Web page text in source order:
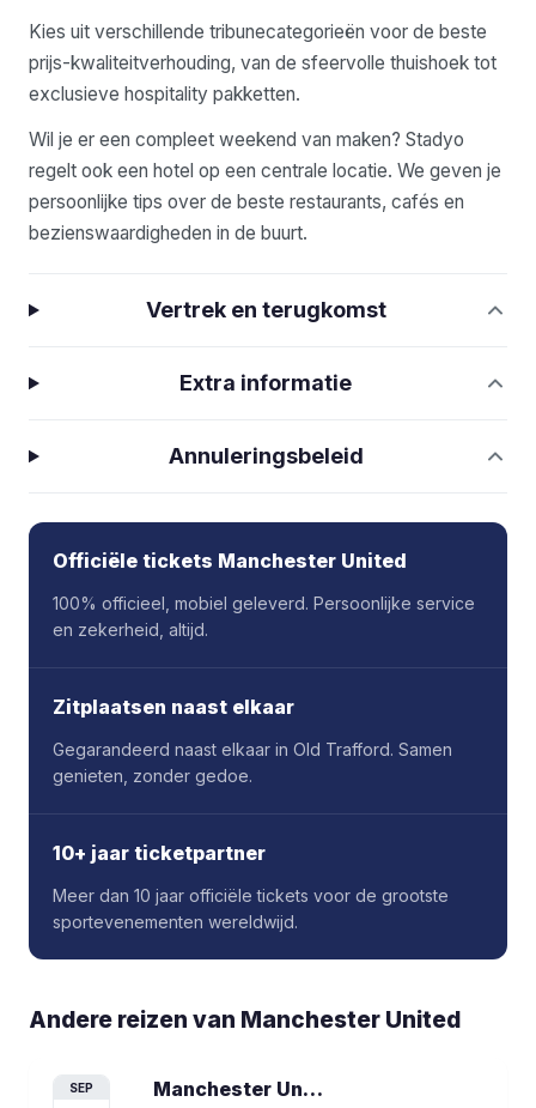
Kies uit verschillende tribunecategorieën voor de beste
prijs-kwaliteitverhouding, van de sfeervolle thuishoek tot
exclusieve hospitality pakketten.
Wil je er een compleet weekend van maken? Stadyo
regelt ook een hotel op een centrale locatie. We geven je
persoonlijke tips over de beste restaurants, cafés en
bezienswaardigheden in de buurt.
Vertrek en terugkomst
Extra informatie
Annuleringsbeleid
Officiële tickets Manchester United
100% officieel, mobiel geleverd. Persoonlijke service
en zekerheid, altijd.
Zitplaatsen naast elkaar
Gegarandeerd naast elkaar in Old Trafford. Samen
genieten, zonder gedoe.
10+ jaar ticketpartner
Meer dan 10 jaar officiële tickets voor de grootste
sportevenementen wereldwijd.
Andere reizen van Manchester United
SEP Manchester United vs Manchester City